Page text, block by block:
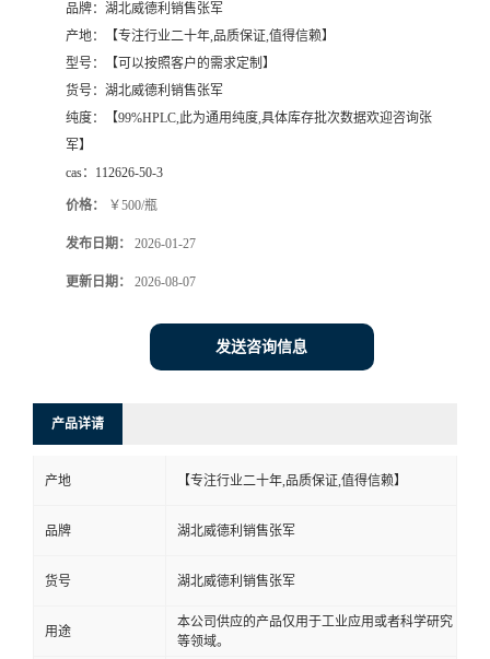
品牌： 湖北威德利销售张军
产地：
【专注行业二十年,品质保证,值得信赖】
型号：
【可以按照客户的需求定制】
货号： 湖北威德利销售张军
纯度：
【99%HPLC,此为通用纯度,具体库存批次数据欢迎咨询张
军】
cas： 112626-50-3
价格： ￥500/瓶
发布日期： 2026-01-27
更新日期： 2026-08-07
发送咨询信息
产品详请
产地 【专注行业二十年,品质保证,值得信赖】
品牌 湖北威德利销售张军
货号 湖北威德利销售张军
用途
本公司供应的产品仅用于工业应用或者科学研究
等领域。